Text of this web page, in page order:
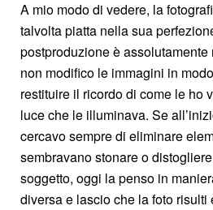
A mio modo di vedere, la
talvolta piatta nella sua
postproduzione è
non modifico le immagini in
restituire il ricordo di come le ho
luce che le illuminava. Se
cercavo sempre di eliminare
sembravano stonare o
soggetto, oggi la penso in
diversa e lascio che la foto risulti